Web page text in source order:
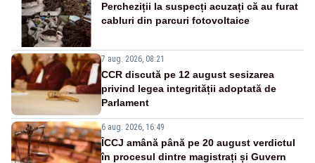
Percheziții la suspecți acuzați că au furat
cabluri din parcuri fotovoltaice
7 aug. 2026, 08:21
CCR discută pe 12 august sesizarea
privind legea integrității adoptată de
Parlament
6 aug. 2026, 16:49
ÎCCJ amână până pe 20 august verdictul
în procesul dintre magistrați și Guvern